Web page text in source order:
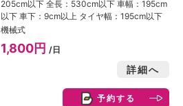
205cm以下 全長：530cm以下 車幅：195cm
以下 車下：9cm以上 タイヤ幅：195cm以下
機械式
1,800円 /日
詳細へ
予約する